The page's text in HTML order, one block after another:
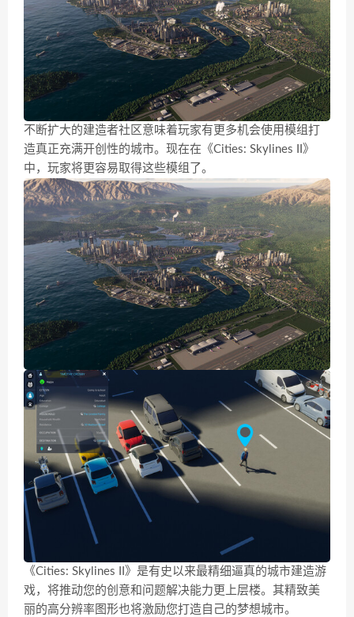
不断扩大的建造者社区意味着玩家有更多机会使用模组打
造真正充满开创性的城市。现在在《Cities: Skylines II》
中，玩家将更容易取得这些模组了。
《Cities: Skylines II》是有史以来最精细逼真的城市建造游
戏，将推动您的创意和问题解决能力更上层楼。其精致美
丽的高分辨率图形也将激励您打造自己的梦想城市。